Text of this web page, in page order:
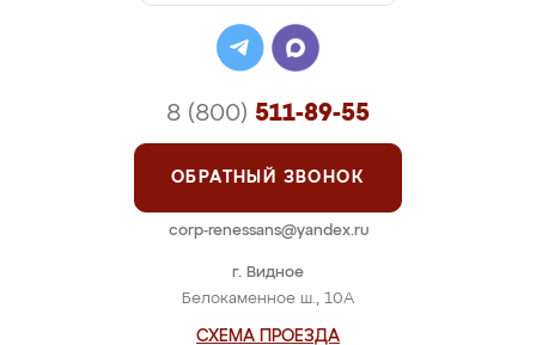
г. Видное
Белокаменное ш., 10А
СХЕМА ПРОЕЗДА
8 (800) 511-89-55
ОБРАТНЫЙ ЗВОНОК
corp-renessans@yandex.ru